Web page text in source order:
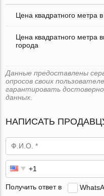
Цена квадратного метра
Цена квадратного метра
города
Данные предоставлены
опросов своих
гарантировать
данных.
НАПИСАТЬ
Получить ответ в